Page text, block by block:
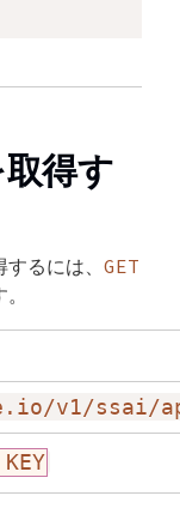
得す
るには、 GET
v1/ssai/